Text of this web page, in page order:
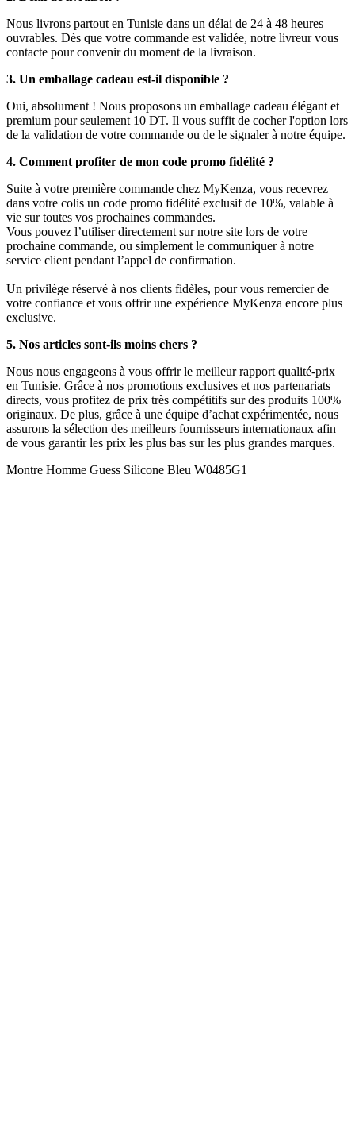
Nous livrons partout en Tunisie dans un délai de 24 à 48 heures
ouvrables. Dès que votre commande est validée, notre livreur vous
contacte pour convenir du moment de la livraison.
3. Un emballage cadeau est-il disponible ?
Oui, absolument ! Nous proposons un emballage cadeau élégant et
premium pour seulement 10 DT. Il vous suffit de cocher l'option lors
de la validation de votre commande ou de le signaler à notre équipe.
4. Comment profiter de mon code promo fidélité ?
Suite à votre première commande chez MyKenza, vous recevrez
dans votre colis un code promo fidélité exclusif de 10%, valable à
vie sur toutes vos prochaines commandes.
Vous pouvez l’utiliser directement sur notre site lors de votre
prochaine commande, ou simplement le communiquer à notre
service client pendant l’appel de confirmation.
Un privilège réservé à nos clients fidèles, pour vous remercier de
votre confiance et vous offrir une expérience MyKenza encore plus
exclusive.
5. Nos articles sont-ils moins chers ?
Nous nous engageons à vous offrir le meilleur rapport qualité-prix
en Tunisie. Grâce à nos promotions exclusives et nos partenariats
directs, vous profitez de prix très compétitifs sur des produits 100%
originaux. De plus, grâce à une équipe d’achat expérimentée, nous
assurons la sélection des meilleurs fournisseurs internationaux afin
de vous garantir les prix les plus bas sur les plus grandes marques.
Montre Homme Guess Silicone Bleu W0485G1